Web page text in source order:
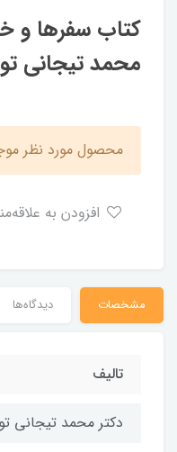
کتاب سفرها و
محمد تیجانی
محصول مورد نظر
مشخصات دیدگاه‌ها
تالیف
دکتر محمد تیجانی